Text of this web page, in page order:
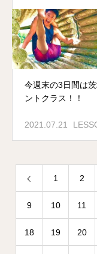
今週末の3日間は
ントクラス！！
2021.07.21
1 2
9 10 11
18 19 20